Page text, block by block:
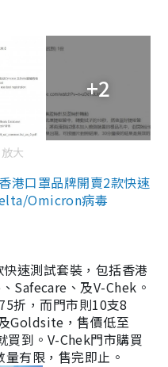
+2
大
港口罩品牌開賣2款快速
Omicron病毒
速測試套裝，包括香港
Safecare、及V-Chek。
折，而門市則10支8
Goldsite，售價低至
到。V-Chek門市購買
有限，售完即止。